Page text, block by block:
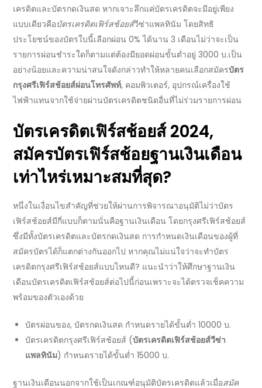
เครดิตและบัตรกดเงินสด หากเจาะลึกแค่บัตรเครดิตจะมีอยู่เพียง
แบบเดียวคือบัตรเครดิตเฟิร์สช้อยส์วีซ่าแพลทินัม โดยสิทธิ
ประโยชน์ของบัตรใบนี้เลือกผ่อน0%ได้นาน3 เดือนไม่ว่าจะเป็น
รายการผ่อนชำระใดก็ตามแต่ต้องมียอดผ่อนขั้นต่ำอยู่3000บ.เป็น
อย่างน้อยและความน่าสนใจดังกล่าวทำให้หลายคนเลือกสมัครบัตร
กรุงศรีเฟิร์สช้อยส์ผ่อนโทรศัพท์, คอมพิวเตอร์, อุปกรณ์เครื่องใช้
ไฟฟ้าแทนจากใช้จ่ายผ่านบัตรเครดิตชนิดอื่นที่ไม่ร่วมรายการผ่อน
บัตรเครดิตเฟิร์สช้อยส์2024,
สมัครบัตรเฟิร์สช้อยฐานเงินเดือน
เท่าไหร่เหมาะสมที่สุด?
หนึ่งในเงื่อนไขสำคัญที่ช่วยให้ผ่านการพิจารณาอนุมัติไม่ว่าบัตร
เฟิร์สช้อยส์มีกี่แบบก็ตามนั่นคือฐานเงินเดือน โดยกรุงศรีเฟิร์สช้อยส์
ซึ่งมีทั้งบัตรเครดิตและบัตรกดเงินสด การกำหนดเงินเดือนของผู้ที่
สมัครบัตรได้ก็แตกต่างกันออกไป หากคุณไม่แน่ใจว่าจะทำบัตร
เครดิตกรุงศรีเฟิร์สช้อยส์แบบไหนดี? แนะนำว่าให้ศึกษาฐานเงิน
เดือนบัตรเครดิตเฟิร์สช้อยส์ต่อไปนี้ก่อนเพราะจะได้ตรวจเช็คความ
พร้อมของตัวเองด้วย
บัตรผ่อนของ,บัตรกดเงินสด กำหนดรายได้ขั้นต่ำ10000บ.
บัตรเครดิตกรุงศรีเฟิร์สช้อยส์ (บัตรเครดิตเฟิร์สช้อยส์วีซ่า
แพลทินัม) กำหนดรายได้ขั้นต่ำ15000บ.
ฐานเงินเดือนนอกจากใช้เป็นเกณฑ์อนุมัติบัตรเครดิตแล้วเมื่อสมัค